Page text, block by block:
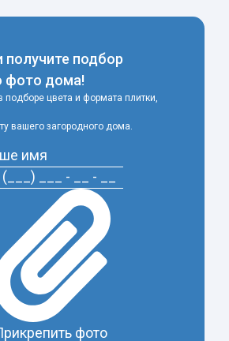
получите подбор
фото дома!
цвета и формата плитки,
вашего загородного дома.
фото